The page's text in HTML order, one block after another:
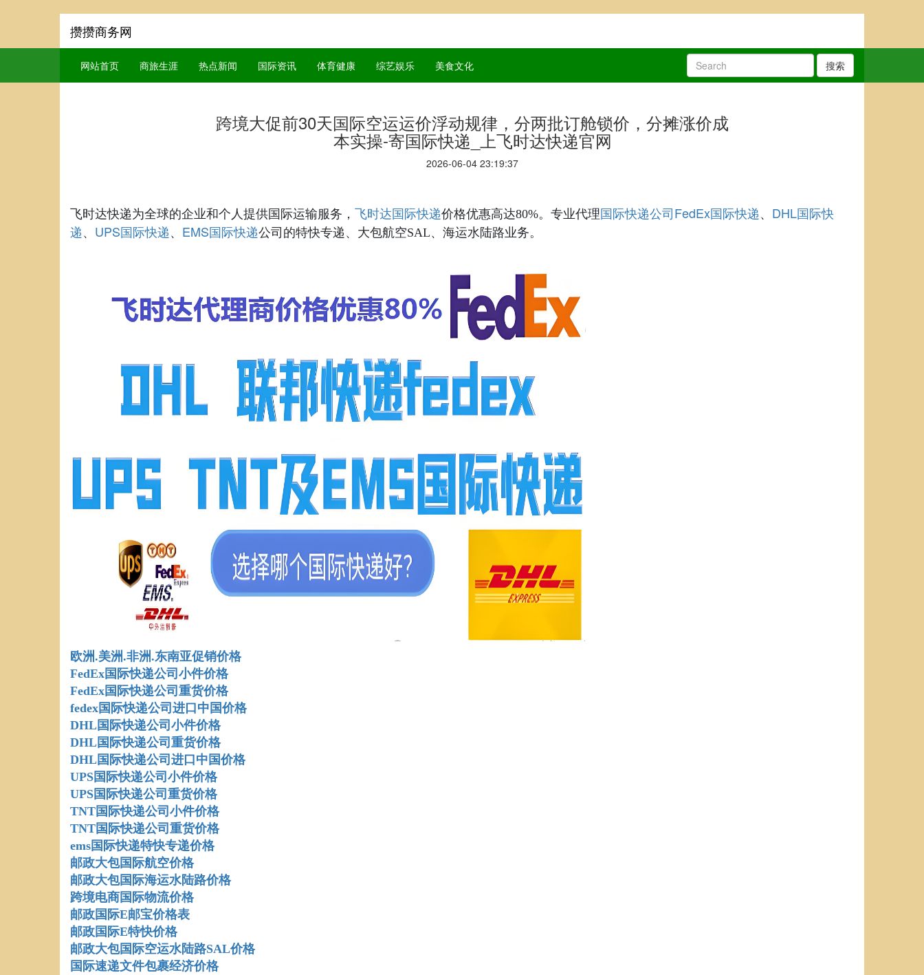
攒攒商务网
网站首页 商旅生涯 热点新闻 国际资讯 体育健康 综艺娱乐 美食文化 搜索
跨境大促前30天国际空运运价浮动规律，分两批订舱锁价，分摊涨价成
本实操-寄国际快递_上飞时达快递官网
2026-06-04 23:19:37
飞时达快递为全球的企业和个人提供国际运输服务， 飞时达国际快递价格优惠高达80%。专业代理国际快递公司FedEx国际快递 、 DHL国际快
递 、 UPS国际快递 、 EMS国际快递公司的特快专递、大包航空SAL、海运水陆路业务。
欧洲.美洲.非洲.东南亚促销价格
FedEx国际快递公司小件价格
FedEx国际快递公司重货价格
fedex国际快递公司进口中国价格
DHL国际快递公司小件价格
DHL国际快递公司重货价格
DHL国际快递公司进口中国价格
UPS国际快递公司小件价格
UPS国际快递公司重货价格
TNT国际快递公司小件价格
TNT国际快递公司重货价格
ems国际快递特快专递价格
邮政大包国际航空价格
邮政大包国际海运水陆路价格
跨境电商国际物流价格
邮政国际E邮宝价格表
邮政国际E特快价格
邮政大包国际空运水陆路SAL价格
国际速递文件包裹经济价格